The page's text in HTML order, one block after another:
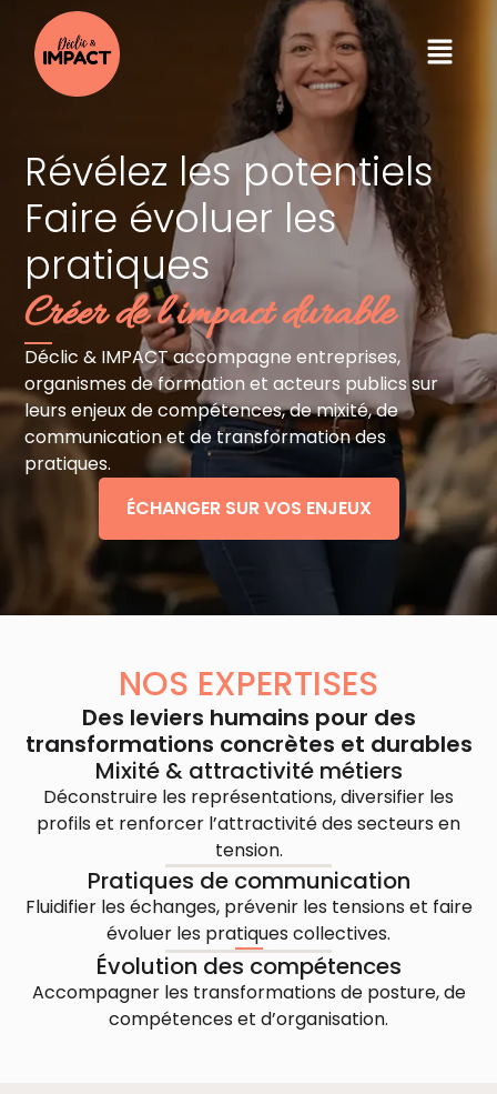
Révélez les potentiels
Faire évoluer les
pratiques
Créer de l’impact durable
Déclic & IMPACT accompagne entreprises,
organismes de formation et acteurs publics sur
leurs enjeux de compétences, de mixité, de
communication et de transformation des
pratiques.
ÉCHANGER SUR VOS ENJEUX
NOS EXPERTISES
Des leviers humains pour des
transformations concrètes et durables
Mixité & attractivité métiers
Déconstruire les représentations, diversifier les
profils et renforcer l’attractivité des secteurs en
tension.
Pratiques de communication
Fluidifier les échanges, prévenir les tensions et faire
évoluer les pratiques collectives.
Évolution des compétences
Accompagner les transformations de posture, de
compétences et d’organisation.